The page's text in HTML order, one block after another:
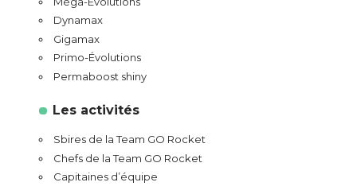
Dynamax
Gigamax
Primo-Évolutions
Permaboost shiny
Les activités
Sbires de la Team GO Rocket
Chefs de la Team GO Rocket
Capitaines d’équipe